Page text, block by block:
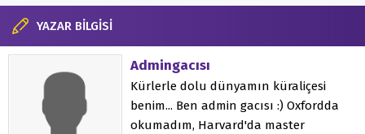
YAZAR BİLGİSİ
Admingacısı
Kürlerle dolu dünyamın küraliçesi
benim... Ben admin gacısı :) Oxfordda
okumadım, Harvard'da master